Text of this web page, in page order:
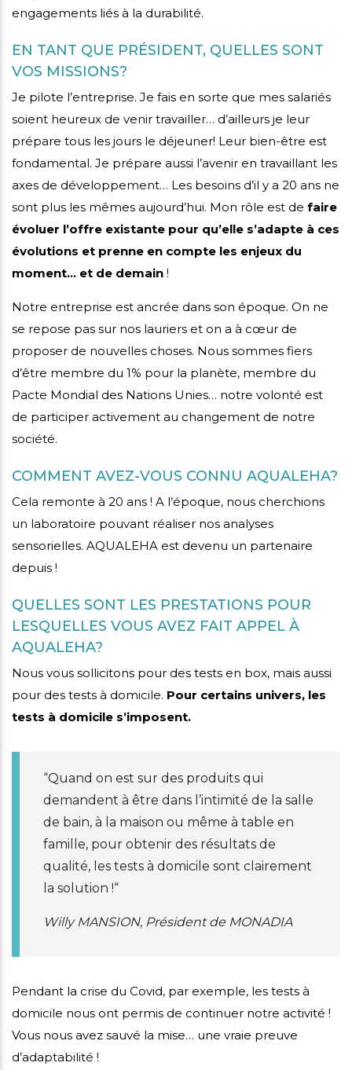
engagements liés à la durabilité.
EN TANT QUE PRÉSIDENT, QUELLES SONT
VOS MISSIONS?
Je pilote l’entreprise. Je fais en sorte que mes salariés
soient heureux de venir travailler… d’ailleurs je leur
prépare tous les jours le déjeuner! Leur bien-être est
fondamental. Je prépare aussi l’avenir en travaillant les
axes de développement… Les besoins d’il y a 20 ans ne
sont plus les mêmes aujourd’hui. Mon rôle est de faire
évoluer l’offre existante pour qu’elle s’adapte à ces
évolutions et prenne en compte les enjeux du
moment… et de demain !
Notre entreprise est ancrée dans son époque. On ne
se repose pas sur nos lauriers et on a à cœur de
proposer de nouvelles choses. Nous sommes fiers
d’être membre du 1% pour la planète, membre du
Pacte Mondial des Nations Unies… notre volonté est
de participer activement au changement de notre
société.
COMMENT AVEZ-VOUS CONNU AQUALEHA?
Cela remonte à 20 ans ! A l’époque, nous cherchions
un laboratoire pouvant réaliser nos analyses
sensorielles. AQUALEHA est devenu un partenaire
depuis !
QUELLES SONT LES PRESTATIONS POUR
LESQUELLES VOUS AVEZ FAIT APPEL À
AQUALEHA?
Nous vous sollicitons pour des tests en box, mais aussi
pour des tests à domicile. Pour certains univers, les
tests à domicile s’imposent.
“Quand on est sur des produits qui
demandent à être dans l’intimité de la salle
de bain, à la maison ou même à table en
famille, pour obtenir des résultats de
qualité, les tests à domicile sont clairement
la solution !“
Willy MANSION, Président de MONADIA
Pendant la crise du Covid, par exemple, les tests à
domicile nous ont permis de continuer notre activité !
Vous nous avez sauvé la mise… une vraie preuve
d’adaptabilité !